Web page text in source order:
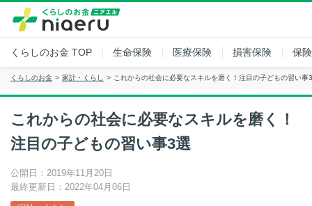
くらしのお金 TOP 生命保険 医療保険 損害保険 保
くらしのお金 家計・くらし これからの社会に必要なスキルを磨く！注目の子どもの習い事
これからの社会に必要なスキルを磨く！
注目の子どもの習い事3選
公開日：2019年11月20日
最終更新日：2022年04月06日